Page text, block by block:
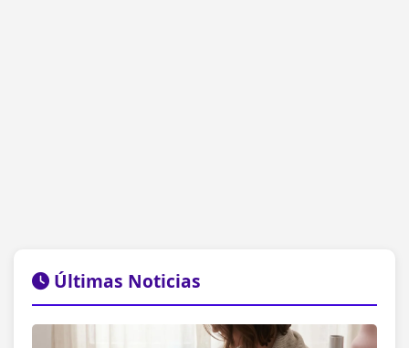
Últimas Noticias